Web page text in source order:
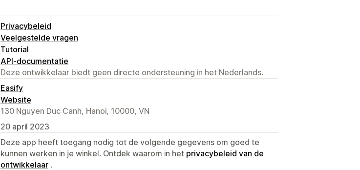
Privacybeleid
Veelgestelde vragen
Tutorial
API-documentatie
Deze ontwikkelaar biedt geen directe ondersteuning in het Nederlands.
Easify
Website
130 Nguyen Duc Canh, Hanoi, 10000, VN
20 april 2023
Deze app heeft toegang nodig tot de volgende gegevens om goed te
kunnen werken in je winkel. Ontdek waarom in het privacybeleid van de
ontwikkelaar .